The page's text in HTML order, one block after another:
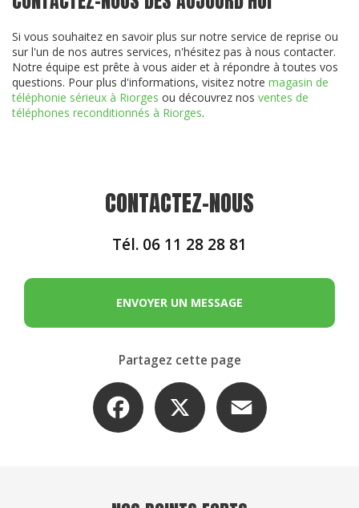
Si vous souhaitez en savoir plus sur notre service de reprise ou
sur l'un de nos autres services, n'hésitez pas à nous contacter.
Notre équipe est prête à vous aider et à répondre à toutes vos
questions. Pour plus d'informations, visitez notre magasin de
téléphonie sérieux à Riorges ou découvrez nos ventes de
téléphones reconditionnés à Riorges.
CONTACTEZ-NOUS
Tél. 06 11 28 28 81
ENVOYER UN MESSAGE
Partagez cette page
Facebook